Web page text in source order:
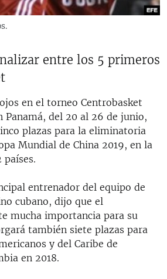
EN CUBA
EN AMÉRICA LATINA
entre los 5 primeros
en el torneo Centrobasket
Panamá, del 20 al 26 de junio,
plazas para la eliminatoria
Mundial de China 2019, en la
entrenador del equipo de
cubano, dijo que el
mucha importancia para su
también siete plazas para
y del Caribe de
en 2018.